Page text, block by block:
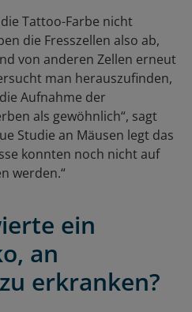
Tattoo-Farbe nicht
die Fresszellen also ab,
von anderen Zellen erneut
man herauszufinden,
Aufnahme der
als gewöhnlich“, sagt
Studie an Mäusen legt das
konnten noch nicht auf
werden.“
ein
an
erkranken?